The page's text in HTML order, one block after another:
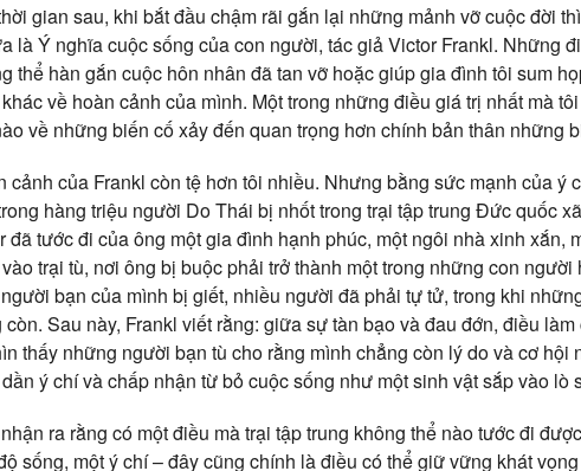
gian sau, khi bắt đầu chậm rãi gắn lại những mảnh vỡ cuộc đời
là Ý nghĩa cuộc sống của con người, tác giả Victor Frankl. Những
thể hàn gắn cuộc hôn nhân đã tan vỡ hoặc giúp gia đình tôi sum
về hoàn cảnh của mình. Một trong những điều giá trị nhất mà
về những biến cố xảy đến quan trọng hơn chính bản thân những
cảnh của Frankl còn tệ hơn tôi nhiều. Nhưng bằng sức mạnh của ý
hàng triệu người Do Thái bị nhốt trong trại tập trung Đức quốc
đã tước đi của ông một gia đình hạnh phúc, một ngôi nhà xinh xắn,
trại tù, nơi ông bị buộc phải trở thành một trong những con
bạn của mình bị giết, nhiều người đã phải tự tử, trong khi
còn. Sau này, Frankl viết rằng: giữa sự tàn bạo và đau đớn, điều
thấy những người bạn tù cho rằng mình chẳng còn lý do và cơ hội
ý chí và chấp nhận từ bỏ cuộc sống như một sinh vật sắp vào lò
ra rằng có một điều mà trại tập trung không thể nào tước đi
sống, một ý chí – đây cũng chính là điều có thể giữ vững khát